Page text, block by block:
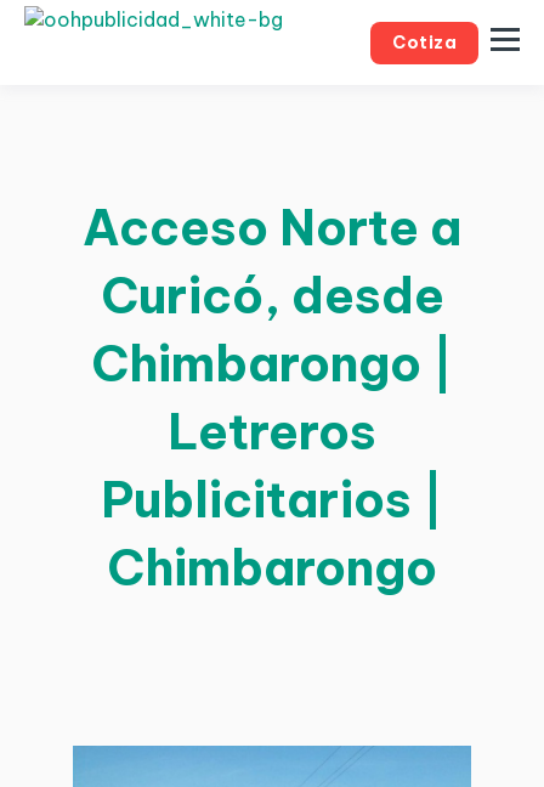
Cotiza
Acceso Norte a
Curicó, desde
Chimbarongo |
Letreros
Publicitarios |
Chimbarongo